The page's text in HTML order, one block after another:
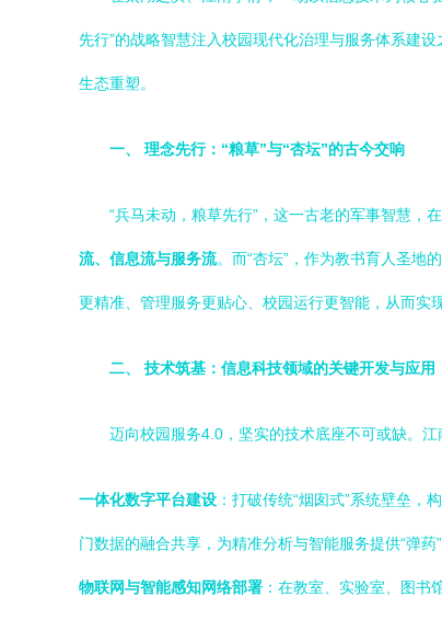
先行”的战略智慧注入校园现代化治理与服务体系建
生态重塑。
一、 理念先行：“粮草”与“杏坛”的古今交响
“兵马未动，粮草先行”，这一古老的军事智慧，
流、信息流与服务流。而“杏坛”，作为教书育人圣地
更精准、管理服务更贴心、校园运行更智能，从而实
二、 技术筑基：信息科技领域的关键开发与应用
迈向校园服务4.0，坚实的技术底座不可或缺。
一体化数字平台建设 ：打破传统“烟囱式”系统壁垒
门数据的融合共享，为精准分析与智能服务提供“弹药”
物联网与智能感知网络部署 ：在教室、实验室、图